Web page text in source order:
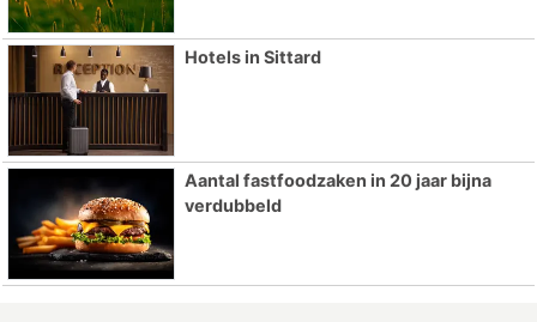
Hotels in Sittard
Aantal fastfoodzaken in 20 jaar bijna
verdubbeld